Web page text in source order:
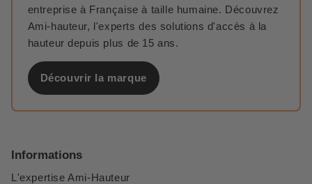
entreprise à Française à taille humaine. Découvrez
Ami-hauteur, l'experts des solutions d'accès à la
hauteur depuis plus de 15 ans.
Découvrir la marque
Informations
L'expertise Ami-Hauteur